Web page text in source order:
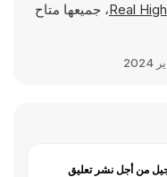
Real، جميعها متاح
من أجل نشر تعليق